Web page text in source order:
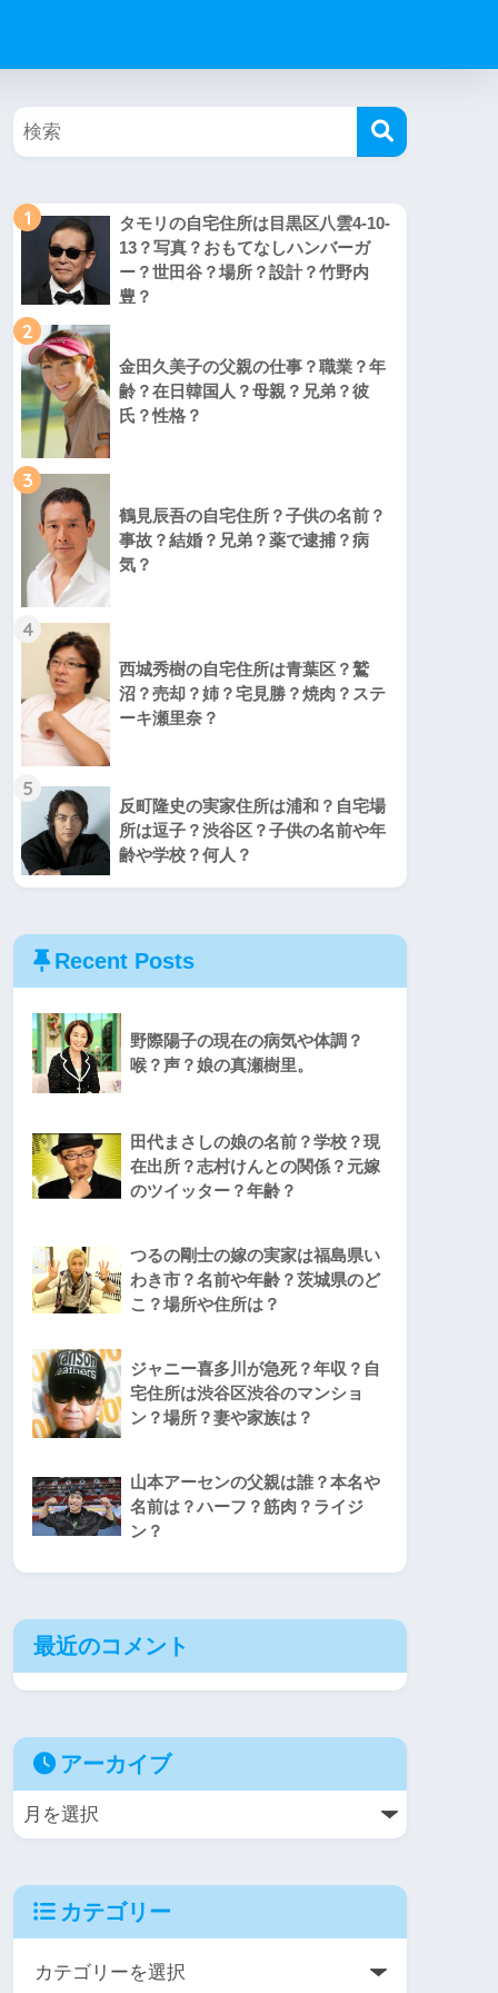
1
タモリの自宅住所は目黒区八雲4-10-
13？写真？おもてなしハンバーガ
ー？世田谷？場所？設計？竹野内
豊？
2
金田久美子の父親の仕事？職業？年
齢？在日韓国人？母親？兄弟？彼
氏？性格？
3
鶴見辰吾の自宅住所？子供の名前？
事故？結婚？兄弟？薬で逮捕？病
気？
4
西城秀樹の自宅住所は青葉区？鷲
沼？売却？姉？宅見勝？焼肉？ステ
ーキ瀬里奈？
5
反町隆史の実家住所は浦和？自宅場
所は逗子？渋谷区？子供の名前や年
齢や学校？何人？
Recent Posts
野際陽子の現在の病気や体調？
喉？声？娘の真瀬樹里。
田代まさしの娘の名前？学校？現
在出所？志村けんとの関係？元嫁
のツイッター？年齢？
つるの剛士の嫁の実家は福島県い
わき市？名前や年齢？茨城県のど
こ？場所や住所は？
ジャニー喜多川が急死？年収？自
宅住所は渋谷区渋谷のマンショ
ン？場所？妻や家族は？
山本アーセンの父親は誰？本名や
名前は？ハーフ？筋肉？ライジ
ン？
最近のコメント
アーカイブ
カテゴリー